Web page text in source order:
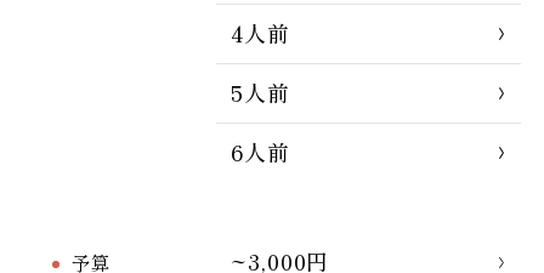
4人前
5人前
6人前
予算
~3,000円